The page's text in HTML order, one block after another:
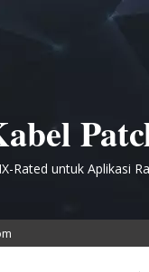
Keras
Rated untuk Aplikasi